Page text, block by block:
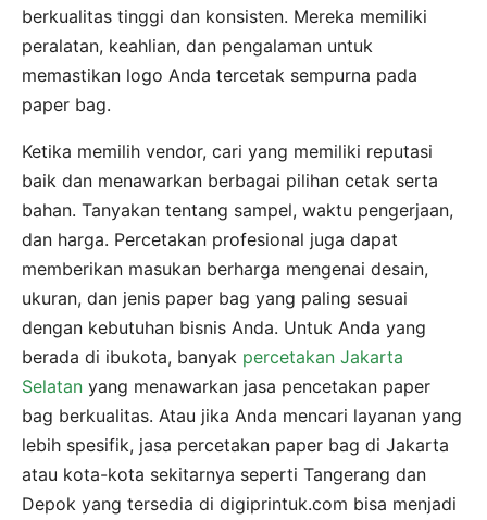
berkualitas tinggi dan konsisten. Mereka memiliki
peralatan, keahlian, dan pengalaman untuk
memastikan logo Anda tercetak sempurna pada
paper bag.
Ketika memilih vendor, cari yang memiliki reputasi
baik dan menawarkan berbagai pilihan cetak serta
bahan. Tanyakan tentang sampel, waktu pengerjaan,
dan harga. Percetakan profesional juga dapat
memberikan masukan berharga mengenai desain,
ukuran, dan jenis paper bag yang paling sesuai
dengan kebutuhan bisnis Anda. Untuk Anda yang
berada di ibukota, banyak percetakan Jakarta
Selatan yang menawarkan jasa pencetakan paper
bag berkualitas. Atau jika Anda mencari layanan yang
lebih spesifik, jasa percetakan paper bag di Jakarta
atau kota-kota sekitarnya seperti Tangerang dan
Depok yang tersedia di digiprintuk.com bisa menjadi